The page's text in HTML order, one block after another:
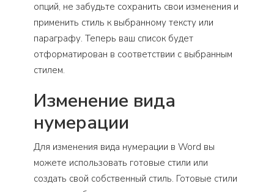
опций, не забудьте сохранить свои изменения и
применить стиль к выбранному тексту или
параграфу. Теперь ваш список будет
отформатирован в соответствии с выбранным
стилем.
Изменение вида
нумерации
Для изменения вида нумерации в Word вы
можете использовать готовые стили или
создать свой собственный стиль. Готовые стили